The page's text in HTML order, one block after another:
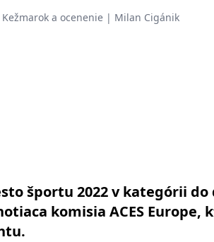
a ocenenie | Milan Cigánik
športu 2022 v kategórii
komisia ACES Europe,